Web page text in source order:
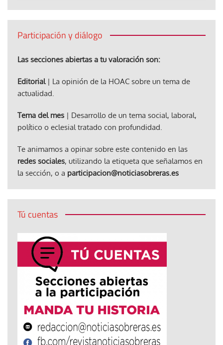
Participación y diálogo
Las secciones abiertas a tu valoración son:
Editorial| La opinión de la HOAC sobre un tema de
actualidad.
Tema del mes | Desarrollo de un tema social, laboral,
político o eclesial tratado con profundidad.
Te animamos a opinar sobre este contenido en las
redes sociales, utilizando la etiqueta que señalamos en
la sección, o a participacion@noticiasobreras.es
Tú cuentas